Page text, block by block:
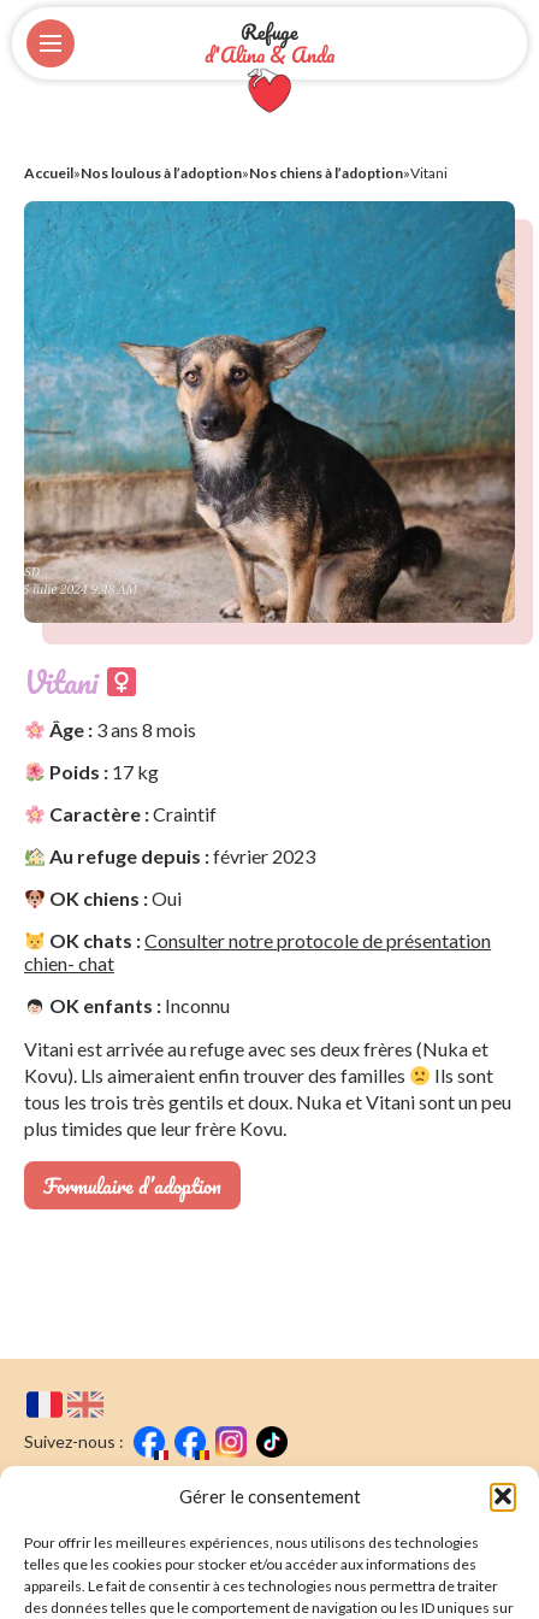
Gérer le consentement
Pour offrir les meilleures expériences, nous utilisons des technologies
telles que les cookies pour stocker et/ou accéder aux informations des
appareils. Le fait de consentir à ces technologies nous permettra de traiter
des données telles que le comportement de navigation ou les ID uniques sur
Refuge
d'Alina & Anda
Accueil»Nos loulous à l’adoption»Nos chiens à l’adoption»Vitani
Vitani
Âge : 3 ans 8 mois
Poids : 17 kg
Caractère :Craintif
Au refuge depuis :février 2023
OK chiens :Oui
OK chats :Consulter notre protocole de présentation
chien- chat
OK enfants : Inconnu
Vitani est arrivée au refuge avec ses deux frères (Nuka et
Kovu). Lls aimeraient enfin trouver des familles
Ils sont
tous les trois très gentils et doux. Nuka et Vitani sont un peu
plus timides que leur frère Kovu.
Formulaire d’adoption
Suivez-nous :
Nous écrire
Newsletter
E-mail* : Souscrire